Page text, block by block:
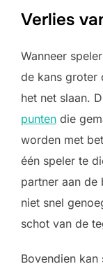
Verlies
Wanneer
de kans groter
het net slaan.
punten die
worden met
één speler te
partner aan de
niet snel
schot van de
Bovendien